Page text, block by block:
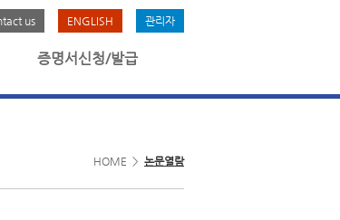
us ENGLISH 관리자
증명서신청/발급
HOME > 논문열람